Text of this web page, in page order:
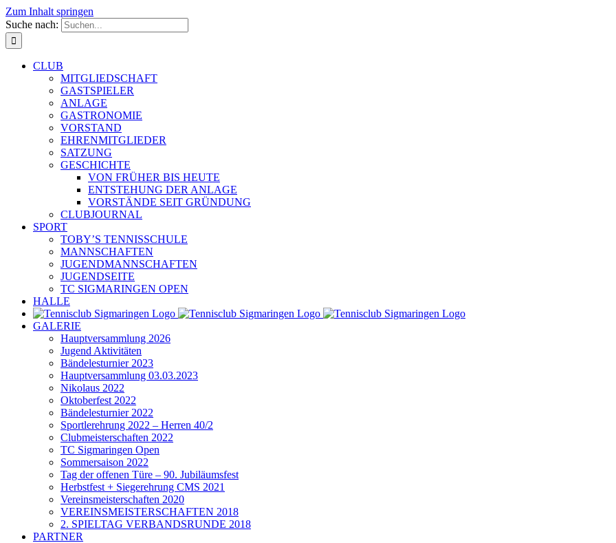
Zum Inhalt springen
Suche nach:
CLUB
MITGLIEDSCHAFT
GASTSPIELER
ANLAGE
GASTRONOMIE
VORSTAND
EHRENMITGLIEDER
SATZUNG
GESCHICHTE
VON FRÜHER BIS HEUTE
ENTSTEHUNG DER ANLAGE
VORSTÄNDE SEIT GRÜNDUNG
CLUBJOURNAL
SPORT
TOBY’S TENNISSCHULE
MANNSCHAFTEN
JUGENDMANNSCHAFTEN
JUGENDSEITE
TC SIGMARINGEN OPEN
HALLE
GALERIE
Hauptversammlung 2026
Jugend Aktivitäten
Bändelesturnier 2023
Hauptversammlung 03.03.2023
Nikolaus 2022
Oktoberfest 2022
Bändelesturnier 2022
Sportlerehrung 2022 – Herren 40/2
Clubmeisterschaften 2022
TC Sigmaringen Open
Sommersaison 2022
Tag der offenen Türe – 90. Jubiläumsfest
Herbstfest + Siegerehrung CMS 2021
Vereinsmeisterschaften 2020
VEREINSMEISTERSCHAFTEN 2018
2. SPIELTAG VERBANDSRUNDE 2018
PARTNER